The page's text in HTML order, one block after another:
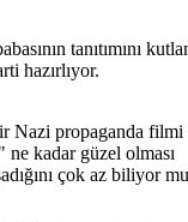
tanıtımını
hazırlıyor.
Nazi propaganda filmi
kadar güzel olması
çok az biliyor